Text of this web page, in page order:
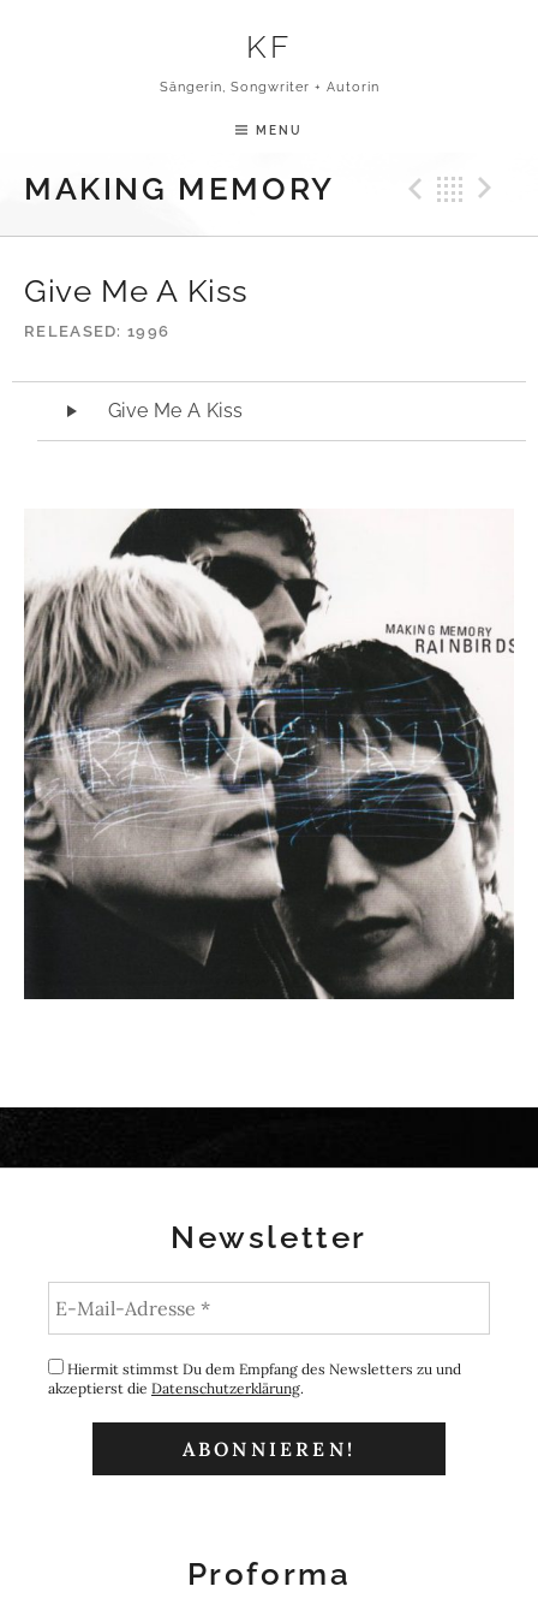
KF
Sängerin, Songwriter + Autorin
MENU
MAKING MEMORY
Give Me A Kiss
RELEASED 1996
Audio-PlayerGive Me A Kiss
Newsletter
Hiermit stimmst Du dem Empfang des Newsletters zu und
akzeptierst die Datenschutzerklärung.
Proforma